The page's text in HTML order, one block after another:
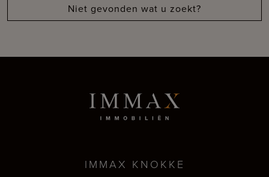
Niet gevonden wat u zoekt?
IMMAX KNOKKE